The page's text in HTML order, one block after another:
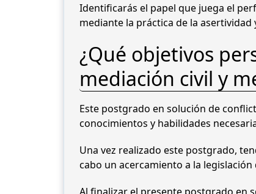
Identificarás el papel que juega el
mediante la práctica de la asertividad
¿Qué objetivos
mediación civil y
Este postgrado en solución de
conocimientos y habilidades
Una vez realizado este postgrado,
cabo un acercamiento a la